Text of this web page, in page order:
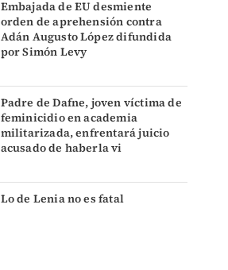
Embajada de EU desmiente
orden de aprehensión contra
Adán Augusto López difundida
por Simón Levy
Padre de Dafne, joven víctima de
feminicidio en academia
militarizada, enfrentará juicio
acusado de haberla vi
Lo de Lenia no es fatal